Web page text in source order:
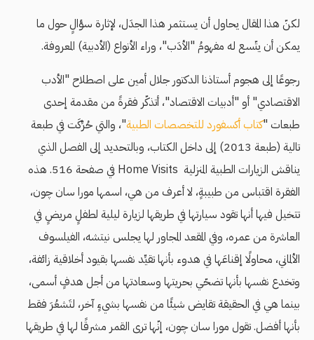
لكنّ هذا المقال يحاول أن يستثمر هذا الجدَل، لإثارة سؤالٍ حول ما
يمكن أن يتّسع له مفهومُ "الأدَب"، وراء الأنواع (الأدبية) المعروفة.
رجوعًا إلى هجوم أستاذنا الدكتور جلال أمين على اصطلاح "الأدب
الاقتصادي" أو "أدبيات الاقتصاد"، أتذكّر فقرةً من مقدمة إحدى
طبعات "كتاب أكسفورد للتخصصات الطبية"، والتي حُرِّكَت في طبعة
تالية (طبعة 2013) إلى داخل الكتاب، وبالتحديد إلى الفصل الذي
يناقش الزيارات الطبية المنزلية Home Visits في صفحة 516. هذه
الفقرة اقتباس من طبيبةٍ، لا أعرف من هي، اسمها مورا سان چون،
تتخيل فيها أنها تقود سيارتها في طريقها لزيارة ليلية لطفلٍ مريضٍ في
العاشرة من عمره، وفي المقعد المجاور لها يجلس نيتشه، الفيلسوف
الألماني، محاولًا إقناعَها في هدوء بأنها تقيِّد نفسها بقيود أخلاقية زائفة،
وتخدع نفسها بأنها تضحّي بحريتها وسعادتها من أجل هدفٍ أسمى،
بينما هي في الحقيقة تقايض شيئًا من نفسها بشيءٍ آخر، لتَشعُرَ فقط
بأنها أفضل. تقول مورا سان چون، إنّها ترى القمر مشرقًا لها في طريقها